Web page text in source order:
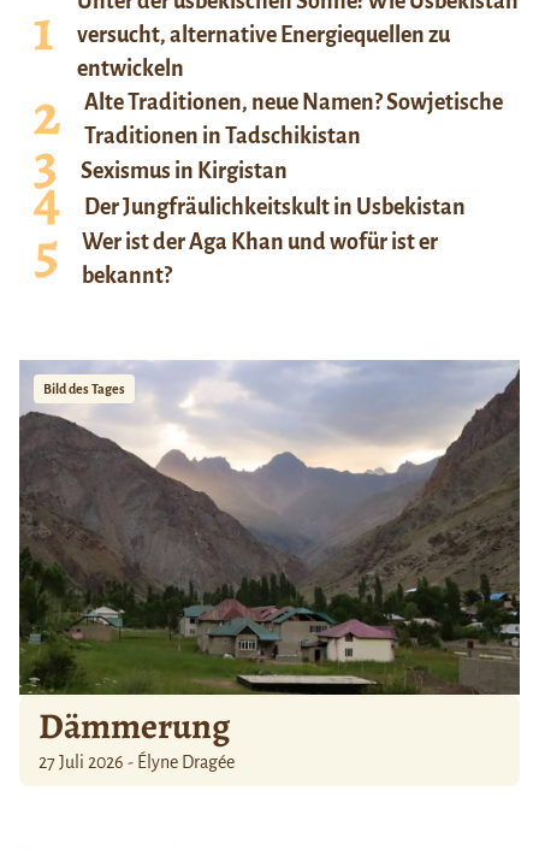
versucht, alternative Energiequellen zu
entwickeln
Alte Traditionen, neue Namen? Sowjetische
Traditionen in Tadschikistan
Sexismus in Kirgistan
Der Jungfräulichkeitskult in Usbekistan
Wer ist der Aga Khan und wofür ist er
bekannt?
Bild des Tages
Dämmerung
27 Juli 2026 - Élyne Dragée